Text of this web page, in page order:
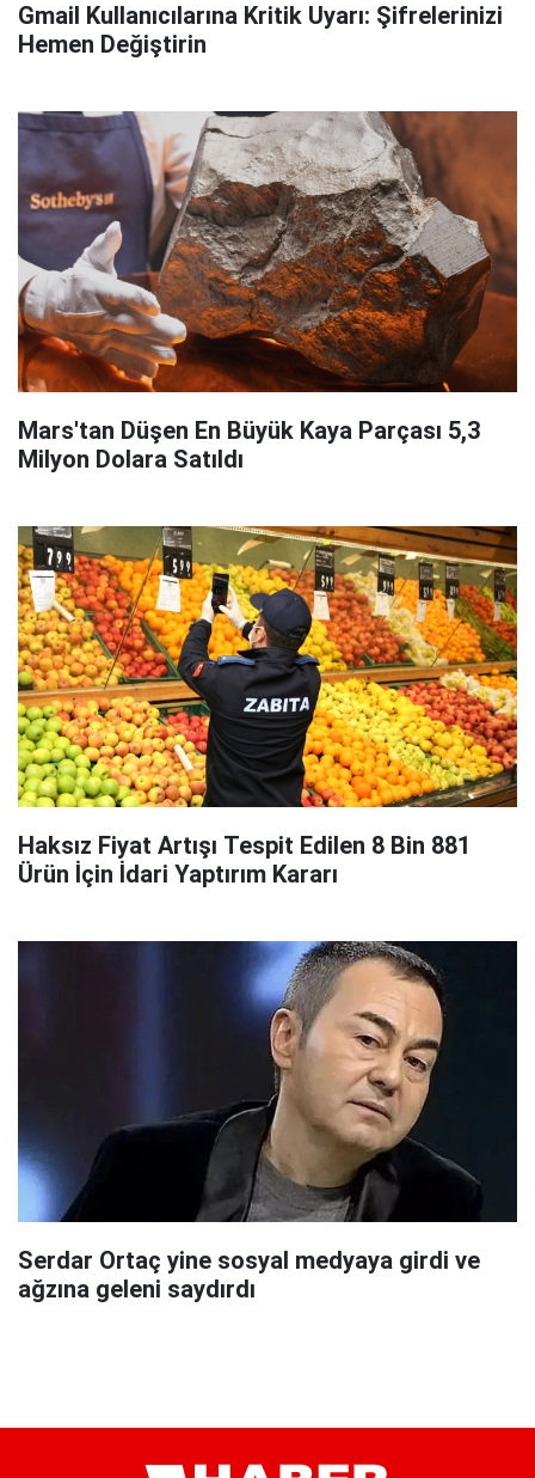
Gmail Kullanıcılarına Kritik Uyarı: Şifrelerinizi
Hemen Değiştirin
Mars'tan Düşen En Büyük Kaya Parçası 5,3
Milyon Dolara Satıldı
Haksız Fiyat Artışı Tespit Edilen 8 Bin 881
Ürün İçin İdari Yaptırım Kararı
Serdar Ortaç yine sosyal medyaya girdi ve
ağzına geleni saydırdı